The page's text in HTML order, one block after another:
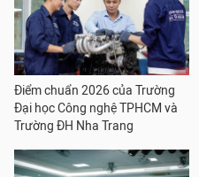
Điểm chuẩn 2026 của Trường
Đại học Công nghệ TPHCM và
Trường ĐH Nha Trang